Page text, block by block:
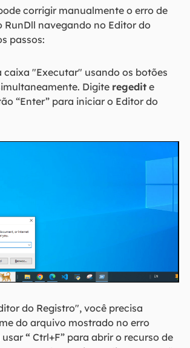
corrigir manualmente o erro de
RunDll navegando no Editor do
passos:
caixa "Executar" usando os botões
Digite regedite
“Enter” para iniciar o Editor do
do Registro", você precisa
do arquivo mostrado no erro
usar “Ctrl+F” para abrir o recurso de